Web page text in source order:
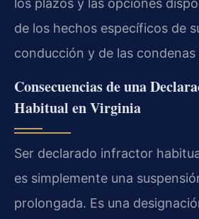
los plazos y las opciones
de los hechos específicos de
conducción y de las
Consecuencias de una
Habitual en Virginia
Ser declarado infractor
es simplemente una
prolongada. Es una